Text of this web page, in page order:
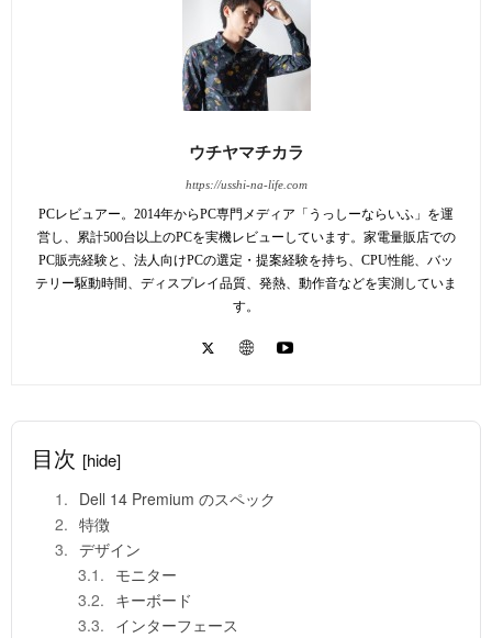
ウチヤマチカラ
https://usshi-na-life.com
PCレビュアー。2014年からPC専門メディア「うっしーならいふ」を運
営し、累計500台以上のPCを実機レビューしています。家電量販店での
PC販売経験と、法人向けPCの選定・提案経験を持ち、CPU性能、バッ
テリー駆動時間、ディスプレイ品質、発熱、動作音などを実測していま
す。
目次 [hide]
Dell 14 Premium のスペック
特徴
デザイン
モニター
キーボード
インターフェース